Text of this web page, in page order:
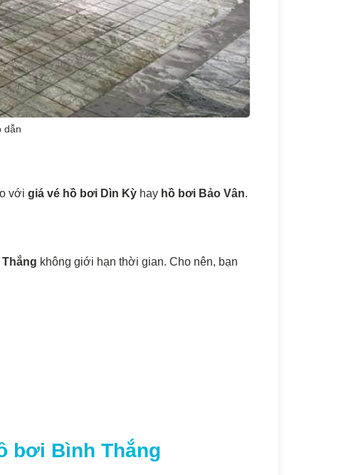
dẫn
với giá vé hồ bơi Dìn Kỳ hay hồ bơi Bảo Vân.
không giới hạn thời gian. Cho nên, bạn
bơi Bình Thắng